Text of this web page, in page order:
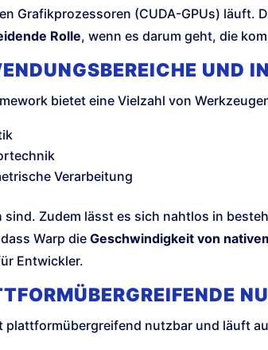
Grafikprozessoren (CUDA-GPUs) läuft.
Rolle, wenn es darum geht, die
UND
bietet eine Vielzahl von
Verarbeitung
sind. Zudem lässt es sich nahtlos in
Warp die Geschwindigkeit von
Entwickler.
plattformübergreifend nutzbar und läuft